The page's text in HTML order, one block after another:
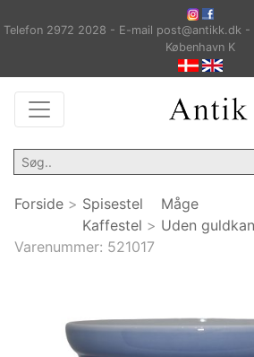
Telefon 2972 2028 - E-mail post@antikk.dk
København K
Forside > Spisestel
Kaffestel >
Måge
Uden
Varenummer: 521017